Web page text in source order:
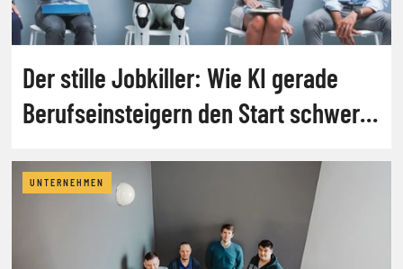
Der stille Jobkiller: Wie KI gerade
Berufseinsteigern den Start schwer
UNTERNEHMEN